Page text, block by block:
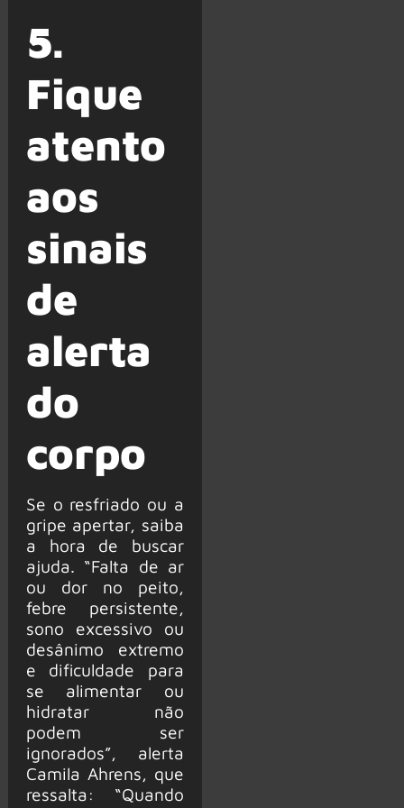
5.
Fique
atento
aos
sinais
de
alerta
do
corpo
Se o resfriado ou a
gripe apertar, saiba
a hora de buscar
ajuda. “Falta de ar
ou dor no peito,
febre persistente,
sono excessivo ou
desânimo extremo
e dificuldade para
se alimentar ou
hidratar não
podem ser
ignorados”, alerta
Camila Ahrens, que
ressalta: “Quando